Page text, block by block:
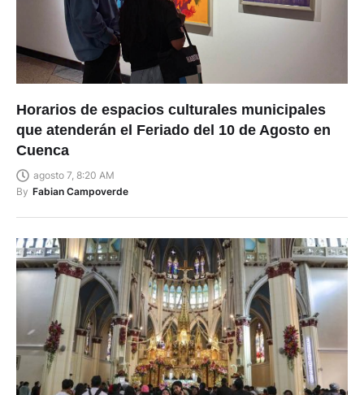
Horarios de espacios culturales municipales
que atenderán el Feriado del 10 de Agosto en
Cuenca
agosto 7, 8:20 AM
By Fabian Campoverde